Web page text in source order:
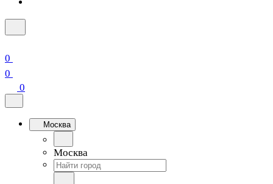
0
0
0
Москва
Москва